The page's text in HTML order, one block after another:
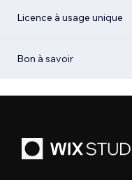
Licence à usage unique
Bon à savoir